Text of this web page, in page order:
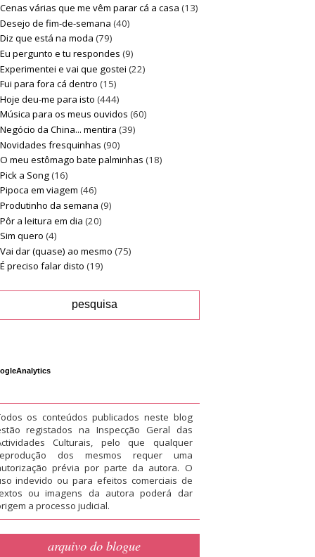
Cenas várias que me vêm parar cá a casa (13)
Desejo de fim-de-semana (40)
Diz que está na moda (79)
Eu pergunto e tu respondes (9)
Experimentei e vai que gostei (22)
Fui para fora cá dentro (15)
Hoje deu-me para isto (444)
Música para os meus ouvidos (60)
Negócio da China... mentira (39)
Novidades fresquinhas (90)
O meu estômago bate palminhas (18)
Pick a Song(16)
Pipoca em viagem (46)
Produtinho da semana (9)
Pôr a leitura em dia (20)
Sim quero (4)
Vai dar (quase) ao mesmo (75)
É preciso falar disto (19)
os conteúdos publicados neste blog
registados na Inspecção Geral das
Culturais, pelo que qualquer
dos mesmos requer uma
prévia por parte da autora. O
indevido ou para efeitos comerciais de
ou imagens da autora poderá dar
a processo judicial.
arquivo do blogue